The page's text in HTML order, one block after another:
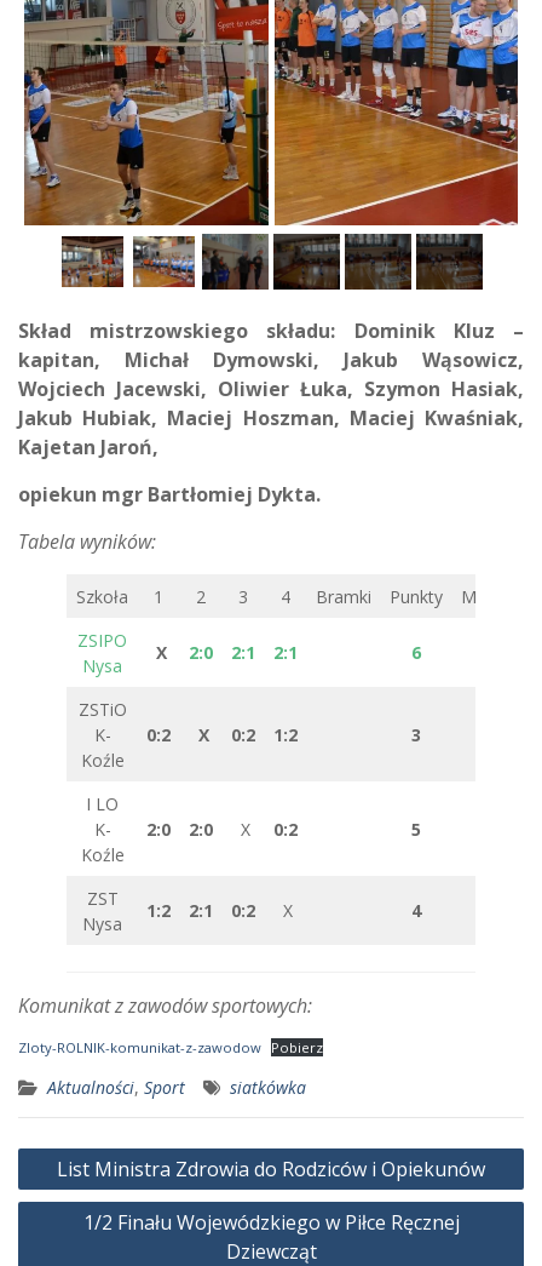
Skład mistrzowskiego składu: Dominik Kluz –
kapitan, Michał Dymowski, Jakub Wąsowicz,
Wojciech Jacewski, Oliwier Łuka, Szymon Hasiak,
Jakub Hubiak, Maciej Hoszman, Maciej Kwaśniak,
Kajetan Jaroń,
opiekun mgr Bartłomiej Dykta.
Tabela wyników:
Szkoła 1 2 3 4 Bramki Punkty
Miejsce
ZSIPO
Nysa
X 2:0 2:1 2:1 6
ZSTiO
K-
Koźle
0:2 X 0:2 1:2 3
I LO
K-
Koźle
2:0 2:0 X 0:2 5
ZST
Nysa
1:2 2:1 0:2 X 4
Komunikat z zawodów sportowych:
Zloty-ROLNIK-komunikat-z-zawodow Pobierz
Aktualności, Sport siatkówka
Nawigacja
wpisu
List Ministra Zdrowia do Rodziców i Opiekunów
1/2 Finału Wojewódzkiego w Piłce Ręcznej
Dziewcząt